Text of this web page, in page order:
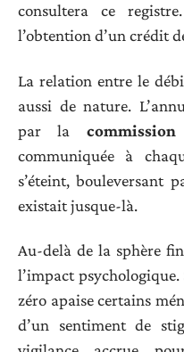
consultera ce
l’obtention d’un crédit
La relation entre le
aussi de nature.
par la
communiquée à
s’éteint, bouleversant
existait jusque-là.
Au-delà de la sphère
l’impact
zéro apaise certains
d’un sentiment de